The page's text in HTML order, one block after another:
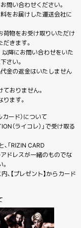
問い合わせください。
をお届けした運送会社に
荷物をお受け取りいただけ
きます。
以降にお問い合わせをいた
さい。
金の返金はいたしません
ておりません。
ります。
ード）について
（ライコレ）」で受け取る
「RIZIN CARD
アドレスが一緒のものでな
、【プレゼント】からカード